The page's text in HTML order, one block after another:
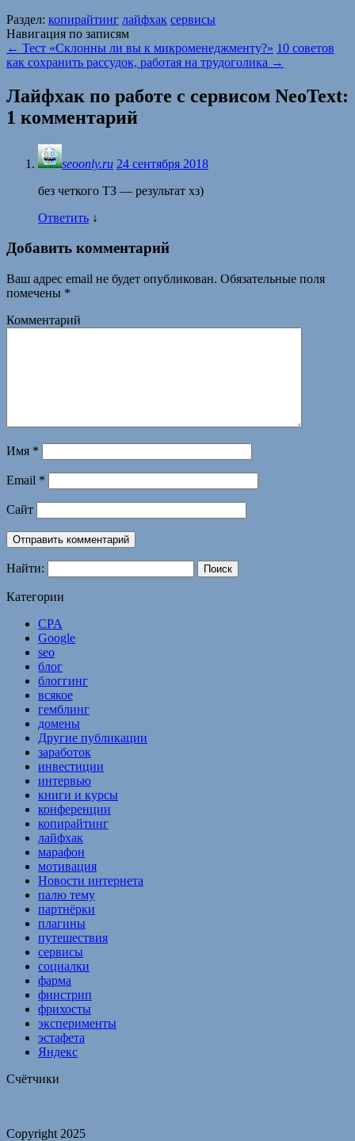
Раздел: копирайтинг лайфхак сервисы
Навигация по записям
← Тест «Склонны ли вы к микроменеджменту?» 10 советов
как сохранить рассудок, работая на трудоголика →
Лайфхак по работе с сервисом NeoText:
1 комментарий
seoonly.ru 24 сентября 2018
без четкого ТЗ — результат хз)
Ответить ↓
Добавить комментарий
Ваш адрес email не будет опубликован. Обязательные поля
помечены *
Комментарий
Имя *
Email *
Сайт
Найти:
Категории
CPA
Google
seo
блог
блоггинг
всякое
гемблинг
домены
Другие публикации
заработок
инвестиции
интервью
книги и курсы
конференции
копирайтинг
лайфхак
марафон
мотивация
Новости интернета
палю тему
партнёрки
плагины
путешествия
сервисы
социалки
фарма
финстрип
фрихосты
эксперименты
эстафета
Яндекс
Счётчики
Copyright 2025